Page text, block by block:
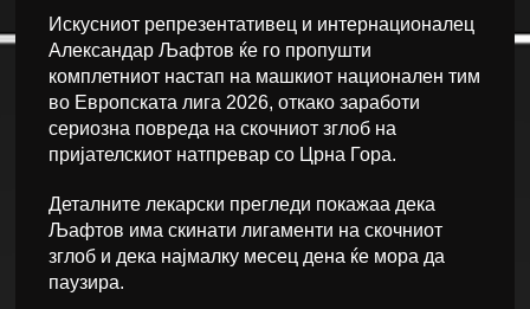
Искусниот репрезентативец и интернационалец
Александар Љафтов ќе го пропушти
комплетниот настап на машкиот национален тим
во Европската лига 2026, откако заработи
сериозна повреда на скочниот зглоб на
пријателскиот натпревар со Црна Гора.
Деталните лекарски прегледи покажаа дека
Љафтов има скинати лигаменти на скочниот
зглоб и дека најмалку месец дена ќе мора да
паузира.